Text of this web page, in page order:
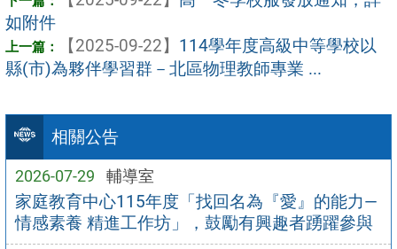
相關公告
2026-07-29 輔導室
家庭教育中心115年度「找回名為『愛』的能力—
情感素養 精進工作坊」，鼓勵有興趣者踴躍參與
如附件
【2025-09-22】 114學年度高級中等學校以
縣(市)為夥伴學習群－北區物理教師專業 ...